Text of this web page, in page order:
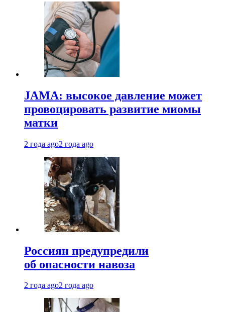
JAMA: высокое давление может
провоцировать развитие миомы
матки
2 года ago2 года ago
Россиян предупредили
об опасности навоза
2 года ago2 года ago